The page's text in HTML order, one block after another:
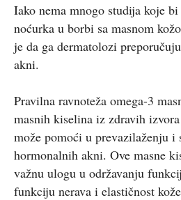
Iako nema mnogo studija koje
noćurka u borbi sa masnom
je da ga dermatolozi
akni.
Pravilna ravnoteža omega-3
masnih kiselina iz zdravih
može pomoći u prevazilaženju i
hormonalnih akni. Ove masne
važnu ulogu u održavanju
funkciju nerava i elastičnost